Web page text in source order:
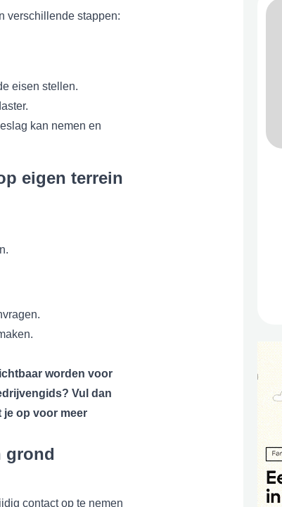
verschillende stappen:
eisen stellen.
kan nemen en
eigen terrein
worden voor
Vul dan
je op voor meer
grond
contact op te nemen